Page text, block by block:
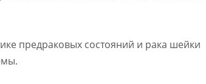
предраковых состояний и рака шейки